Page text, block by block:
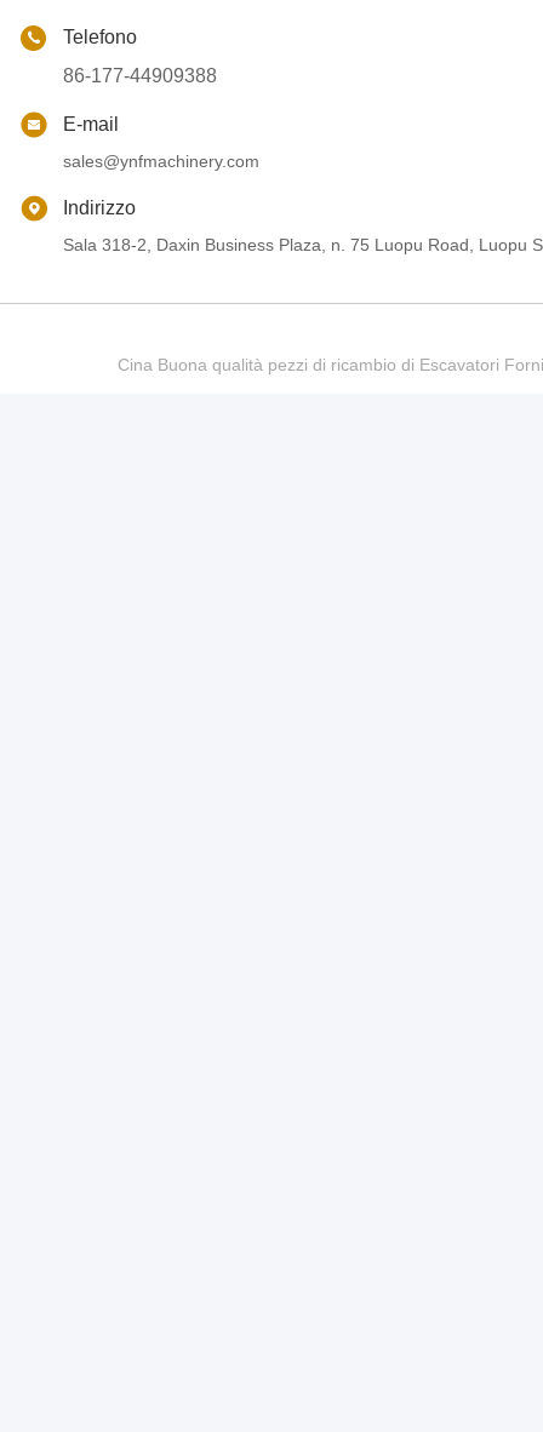
Telefono
86-177-44909388
E-mail
sales@ynfmachinery.com
Indirizzo
Sala 318-2, Daxin Business Plaza, n. 75 Luopu Road, Luopu
Cina Buona qualità pezzi di ricambio di Escavatori